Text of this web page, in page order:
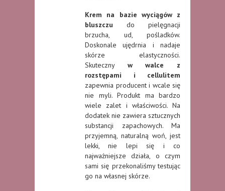
Krem na bazie wyciągów z
bluszczu do pielęgnacji
brzucha, ud, pośladków.
Doskonale ujędrnia i nadaje
skórze elastyczności.
Skuteczny w walce z
rozstępami i cellulitem
zapewnia producent i wcale się
nie myli. Produkt ma bardzo
wiele zalet i właściwości. Na
dodatek nie zawiera sztucznych
substancji zapachowych. Ma
przyjemną, naturalną woń, jest
lekki, nie lepi się i co
najważniejsze działa, o czym
sami się przekonaliśmy testując
go na własnej skórze.